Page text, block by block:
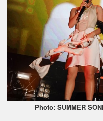
Photo: SUMMER